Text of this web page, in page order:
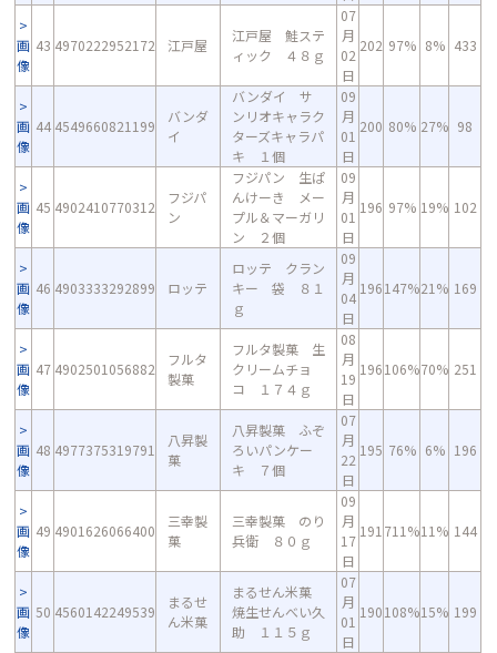
画
像
43 4970222952172 江戸屋
江戸屋 鮭ステ
ィック ４８ｇ
07
月
02
日
202 97% 8% 433
画
像
44 4549660821199
バンダ
イ
バンダイ サ
ンリオキャラク
ターズキャラパ
キ １個
09
月
01
日
200 80% 27% 98
画
像
45 4902410770312
フジパ
ン
フジパン 生ぱ
んけーき メー
プル＆マーガリ
ン ２個
09
月
01
日
196 97% 19% 102
画
像
46 4903333292899 ロッテ
ロッテ クラン
キー 袋 ８１
ｇ
09
月
04
日
196147%21% 169
画
像
47 4902501056882
フルタ
製菓
フルタ製菓 生
クリームチョ
コ １７４ｇ
08
月
19
日
196106%70% 251
画
像
48 4977375319791
八昇製
菓
八昇製菓 ふぞ
ろいパンケー
キ ７個
07
月
22
日
195 76% 6% 196
画
像
49 4901626066400
三幸製
菓
三幸製菓 のり
兵衛 ８０ｇ
09
月
17
日
191 711%11% 144
画
像
50 4560142249539
まるせ
ん米菓
まるせん米菓
焼生せんべい久
助 １１５ｇ
07
月
01
日
190108%15% 199